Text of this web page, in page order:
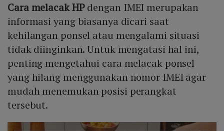
Cara melacak HPdengan IMEI merupakan
informasi yang biasanya dicari saat
kehilangan ponsel atau mengalami situasi
tidak diinginkan. Untuk mengatasi hal ini,
penting mengetahui cara melacak ponsel
yang hilang menggunakan nomor IMEI agar
mudah menemukan posisi perangkat
tersebut.